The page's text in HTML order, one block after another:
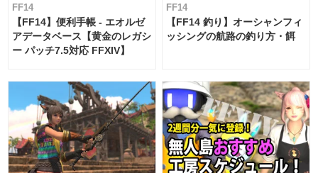
FF14
【FF14】便利手帳 - エオルゼ
アデータベース【黄金のレガシ
ー パッチ7.5対応 FFXIV】
FF14
【FF14 釣り】オーシャンフィ
ッシングの航路の釣り方・餌